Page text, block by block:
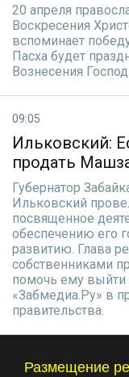
20 апреля
Воскресения
вспоминает
Пасха будет
Вознесения
09:05
Ильковский:
продать
Губернатор
Ильковский
посвященное
обеспечению его
развитию. Глава
собственниками
помочь ему выйти
«Забмедиа.Ру» в
правительства.
Размещение